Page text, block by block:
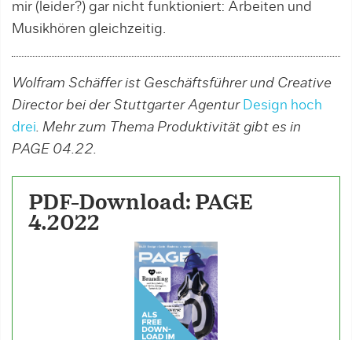
mir (leider?) gar nicht funktioniert: Arbeiten und
Musikhören gleichzeitig.
Wolfram Schäffer ist Geschäftsführer und Creative
Director bei der Stuttgarter Agentur Design hoch
drei. Mehr zum Thema Produktivität gibt es in
PAGE 04.22.
PDF-Download: PAGE
4.2022